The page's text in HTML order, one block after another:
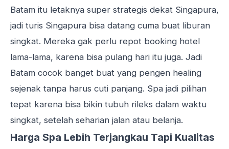
Batam itu letaknya super strategis dekat Singapura,
jadi turis Singapura bisa datang cuma buat liburan
singkat. Mereka gak perlu repot booking hotel
lama-lama, karena bisa pulang hari itu juga. Jadi
Batam cocok banget buat yang pengen healing
sejenak tanpa harus cuti panjang. Spa jadi pilihan
tepat karena bisa bikin tubuh rileks dalam waktu
singkat, setelah seharian jalan atau belanja.
Harga Spa Lebih Terjangkau Tapi Kualitas